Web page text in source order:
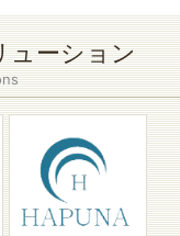
ューション